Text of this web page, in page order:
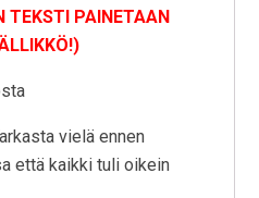
TEKSTI PAINETAAN
vielä ennen
että kaikki tuli oikein